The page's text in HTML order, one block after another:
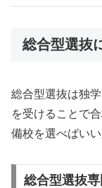
総合型選抜
総合型選抜は独
を受けることで
備校を選べばい
総合型選抜